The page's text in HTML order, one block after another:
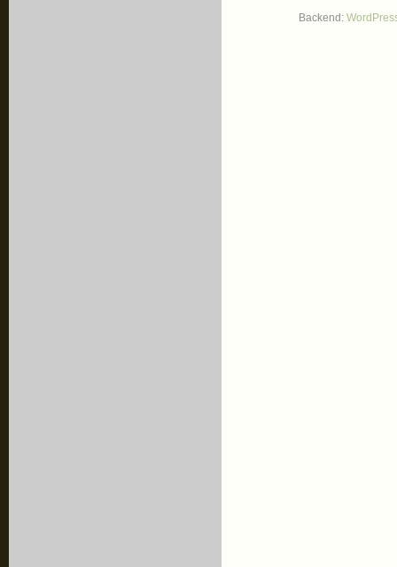
Backend: